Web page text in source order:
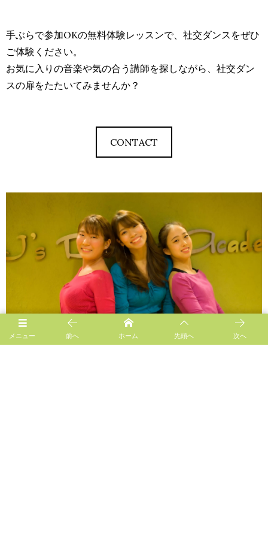
手ぶらで参加OKの無料体験レッスンで、社交ダンスをぜひ
ご体験ください。
お気に入りの音楽や気の合う講師を探しながら、社交ダン
スの扉をたたいてみませんか？
CONTACT
メニュー 前へ ホーム 先頭へ 次へ